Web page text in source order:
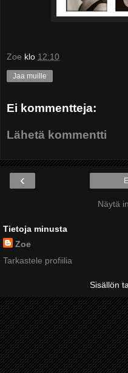
Zoe klo 12:10
Jaa muille
Ei kommentteja:
Lähetä kommentti
‹
Näytä
Tietoja minusta
Zoe
Tarkastele profiilia
Sisällön